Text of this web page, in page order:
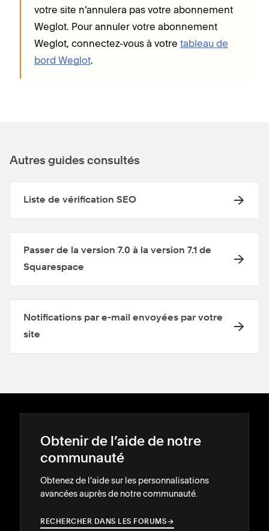
votre site n’annulera pas votre abonnement
Weglot. Pour annuler votre abonnement
Weglot, connectez-vous à votre tableau de
bord Weglot.
Autres guides consultés
Liste de vérification SEO
Passer de la version 7.0 à la version 7.1 de
Squarespace
Notifications par e-mail envoyées par votre
site
Obtenir de l’aide de notre
communauté
Obtenez de l’aide sur les personnalisations
avancées auprès de notre communauté.
RECHERCHER DANS LES FORUMS→
→